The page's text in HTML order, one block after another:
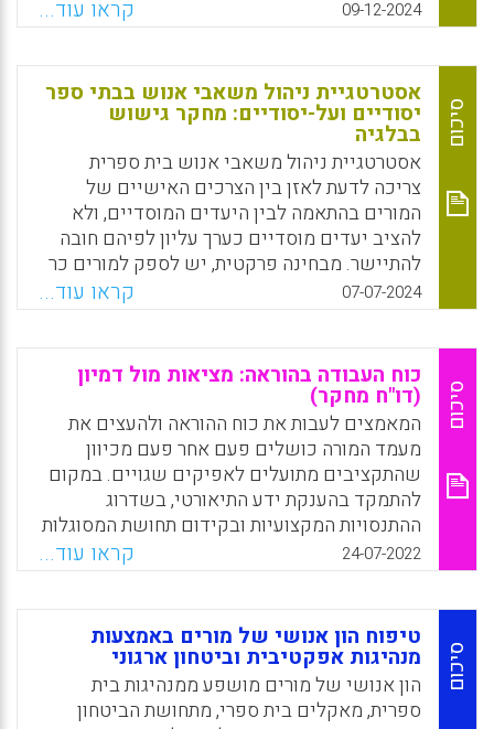
ובסופו של דבר משפרות הן את ביצועי צוות בית
WhatsApp
Facebook
Email
X
לקיומן של מערכות חינוך מוצלחות. מעטים
המחקרים העוסקים בשילובן של שתי
הדיסציפלינות (ניהול משאבי האנוש בארגון
והמחקר החינוכי) ובמודלים לפיתוח ההון האנושי
בבית-הספר. מודלים אלו מתמקדים בצרכים
פסיכולוגיים והמקצועיים של מורים בארגון
WhatsApp
Facebook
Email
X
09-12-2024 קראו עוד...
סיכום
אסטרטגיית ניהול משאבי אנוש בבתי ספר
יסודיים ועל-יסודיים: מחקר גישוש
בבלגיה
אסטרטגיית ניהול משאבי אנוש בית ספרית
צריכה לדעת לאזן בין הצרכים האישיים של
המורים בהתאמה לבין היעדים המוסדיים, ולא
להציב יעדים מוסדיים כערך עליון לפיהם חובה
להתיישר. מבחינה פרקטית, יש לספק למורים כר
פורה לצמיחה, להשקיע במשאבים עליהם המורים
נסמכים, להעניק להם אוטונומיה ותמיכה
ולהתייחס אליהם כבני אדם עם צרכים, שאיפות
ומטרות אישיות. בסופו של דבר, המפתח להצלחת
בית הספר טמון בידי המורים
WhatsApp
Facebook
Email
X
07-07-2024 קראו עוד...
סיכום
כוח העבודה בהוראה: מציאות מול דמיון
(דו"ח מחקר)
המאמצים לעבות את כוח ההוראה ולהעצים את
מעמד המורה כושלים פעם אחר פעם מכיוון
שהתקציבים מתועלים לאפיקים שגויים. במקום
להתמקד בהענקת ידע התיאורטי, בשדרוג
ההתנסויות המקצועיות ובקידום תחושת המסוגלות
העצמית של המורים, ההשקעה מסתכמת בהגדלת
מספר המורים, בהקטנת הכיתות ובהטבות שכר.
הבעיות המרכזיות של כוח ההוראה, הן, למעשה,
שיעור מדאיג של נשירת מורים, ריבוי תוכניות
הכשרה מזורזות, גידול מהיר ומרוכז של
אוכלוסיות, פרישת מורים ועוד.
24-07-2022 קראו עוד...
סיכום
טיפוח הון אנושי של מורים באמצעות
מנהיגות אפקטיבית וביטחון ארגוני
הון אנושי של מורים מושפע ממנהיגות בית
ספרית, מאקלים בית ספרי, מתחושת הביטחון